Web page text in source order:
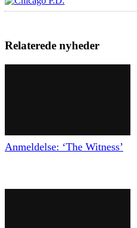
Relaterede nyheder
Anmeldelse: ‘The Witness’